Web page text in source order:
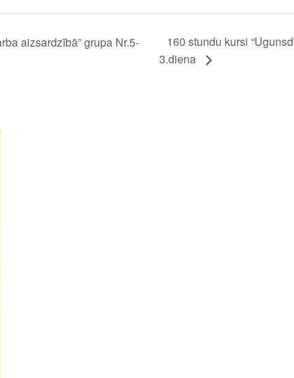
aizsardzībā” grupa Nr.5-
160 stundu kursi
3.diena